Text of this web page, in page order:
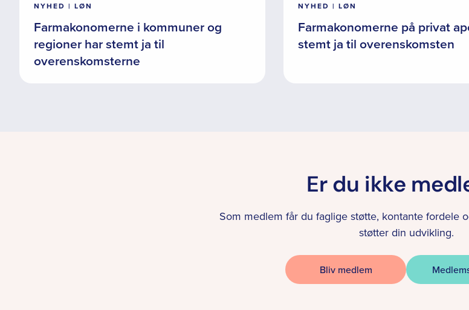
NYHED | LØN
Farmakonomerne i kommuner og
regioner har stemt ja til
overenskomsterne
NYHED | LØN
Farmakonomerne på privat
stemt ja til overenskomsten
Er du ikke
Som medlem får du faglige støtte, kontante
støtter din udvikling.
Bliv medlem